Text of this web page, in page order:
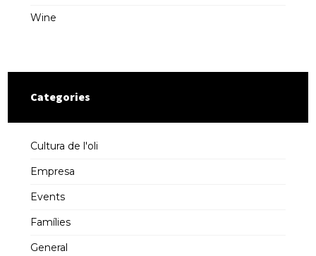
Wine
Categories
Cultura de l'oli
Empresa
Events
Famílies
General